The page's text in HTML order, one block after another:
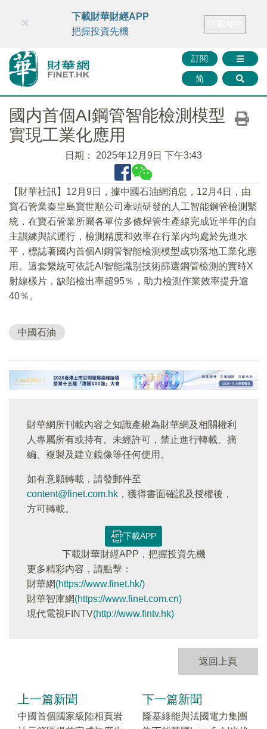
財華智庫網 FINTV FINMETA 財華證券 媒體矩陣
訂閱
简
×
下載財華財經APP
把握投資先機
國内首個AI鋼管智能檢測模型
實現工業化應用
日期： 2025年12月9日 下午3:43
【財華社訊】12月9日，據中國石油網消息，12月4日，由
寶石管業秦皇島寶世順公司牽頭研發的人工智能鋼管檢測繫
統，在寶石管業所屬各單位多條焊管生產線完成近半年的自
主訓練與試運行，檢測精度和效率在行業内均處於先進水
平，標誌著國内首個AI鋼管智能檢測模型成功落地工業化應
用。這套繫統可依託AI智能識别技術篩選鋼管檢測的實時X
射線樣片，缺陷檢出率超95％，助力檢測作業效率提升逾
40％。
中國石油
財華網所刊載內容之知識產權為財華網及相關權利
人專屬所有或持有。未經許可，禁止進行轉載、摘
編、複製及建立鏡像等任何使用。
如有意願轉載，請發郵件至
content@finet.com.hk ，獲得書面確認及授權後，
方可轉載。
下載APP
下載財華財經APP，把握投資先機
更多精彩内容，請點擊：
財華網(https://www.finet.hk/)
財華智庫網(https://www.finet.com.cn)
現代電視FINTV(http://www.fintv.hk)
返回上頁
上一篇新聞
中國首個國家級陸相頁岩
下一篇新聞
隆基綠能與法國電力集團